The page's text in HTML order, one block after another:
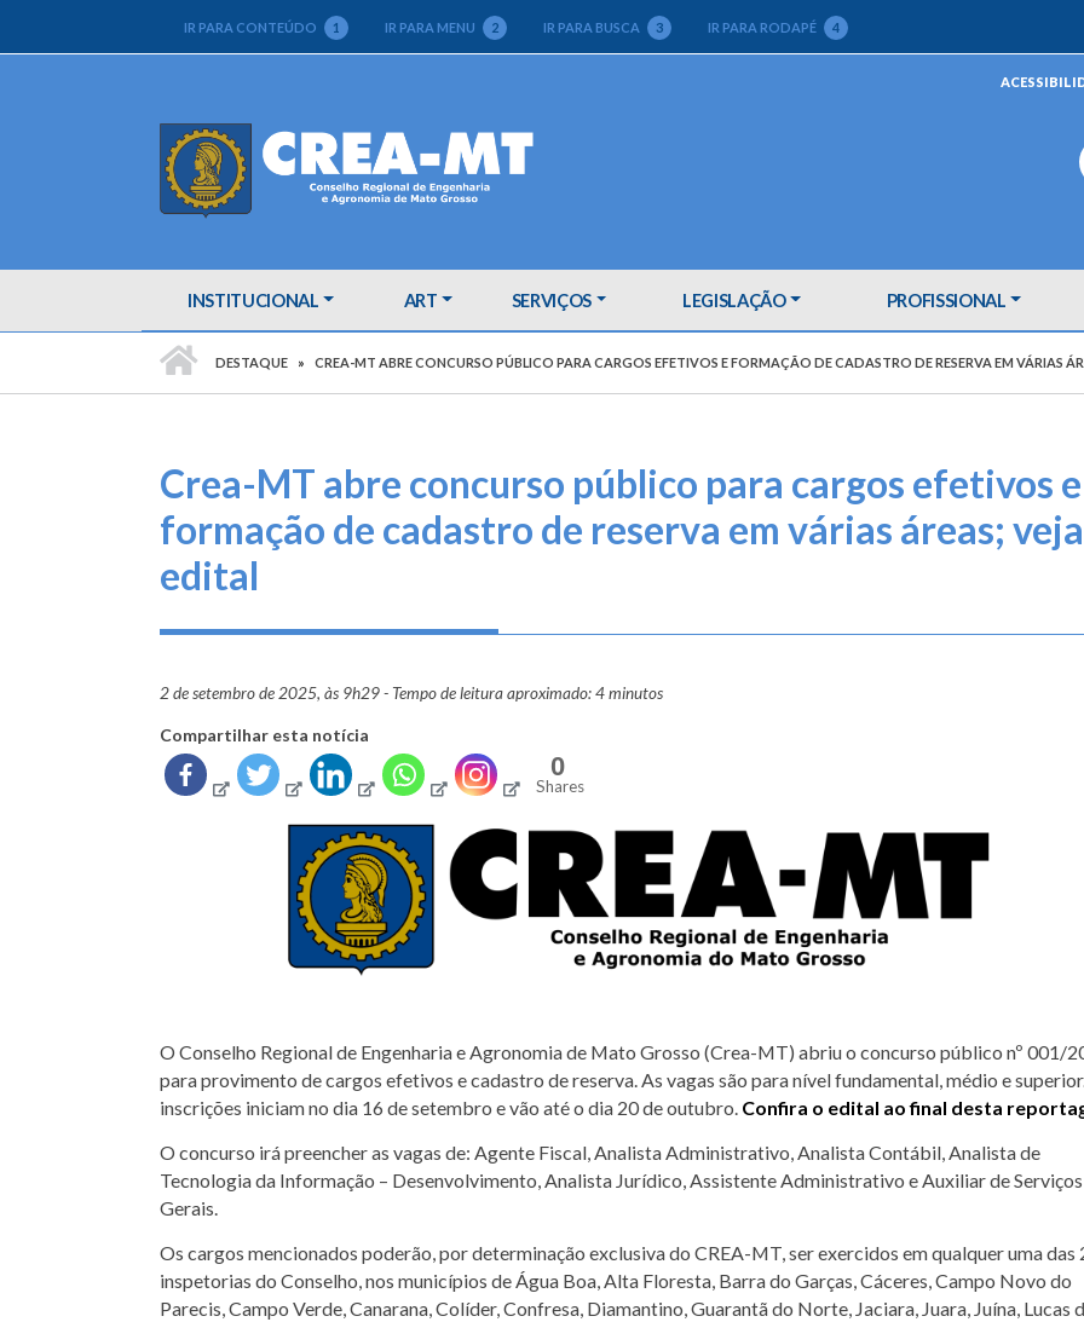
IR PARA CONTEÚDO 1 IR PARA MENU 2 IR PARA BUSCA 3 IR PARA RODAPÉ 4
INSTITUCIONAL ART SERVIÇOS LEGISLAÇÃO PROFISSIONAL
DESTAQUE CREA-MT ABRE CONCURSO PÚBLICO PARA CARGOS EFETIVOS E FORMAÇÃO DE CADASTRO DE RESERVA EM VÁRIAS
Crea-MT abre concurso público para cargos efetivos e
formação de cadastro de reserva em várias áreas;
edital
2 de setembro de 2025, às 9h29 - Tempo de leitura aproximado: 4 minutos
Compartilhar esta notícia
0
Shares
O Conselho Regional de Engenharia e Agronomia de Mato Grosso (Crea-MT) abriu o concurso público nº 001/
para provimento de cargos efetivos e cadastro de reserva. As vagas são para nível fundamental, médio e
inscrições iniciam no dia 16 de setembro e vão até o dia 20 de outubro. Confira o edital ao final desta
O concurso irá preencher as vagas de: Agente Fiscal, Analista Administrativo, Analista Contábil, Analista de
Tecnologia da Informação – Desenvolvimento, Analista Jurídico, Assistente Administrativo e Auxiliar de Serviços
Gerais.
Os cargos mencionados poderão, por determinação exclusiva do CREA-MT, ser exercidos em qualquer uma das
inspetorias do Conselho, nos municípios de Água Boa, Alta Floresta, Barra do Garças, Cáceres, Campo Novo do
Parecis, Campo Verde, Canarana, Colíder, Confresa, Diamantino, Guarantã do Norte, Jaciara, Juara, Juína, Lucas